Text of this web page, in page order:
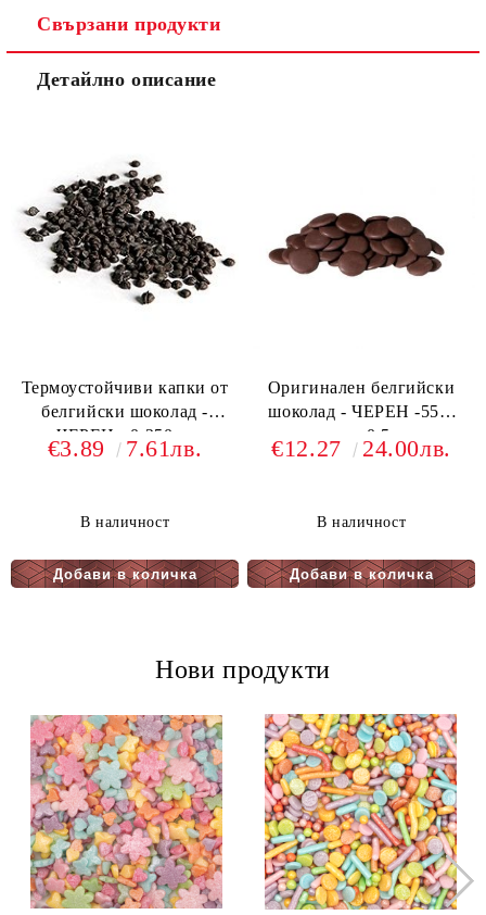
Свързани продукти
Детайлно описание
Термоустойчиви капки от
белгийски шоколад -
ЧЕРЕН - 0.250кг.
€3.89 7.61лв.
В наличност
Оригинален белгийски
шоколад - ЧЕРЕН -55%
какао -0.5кг.
€12.27 24.00лв.
В наличност
Нови продукти